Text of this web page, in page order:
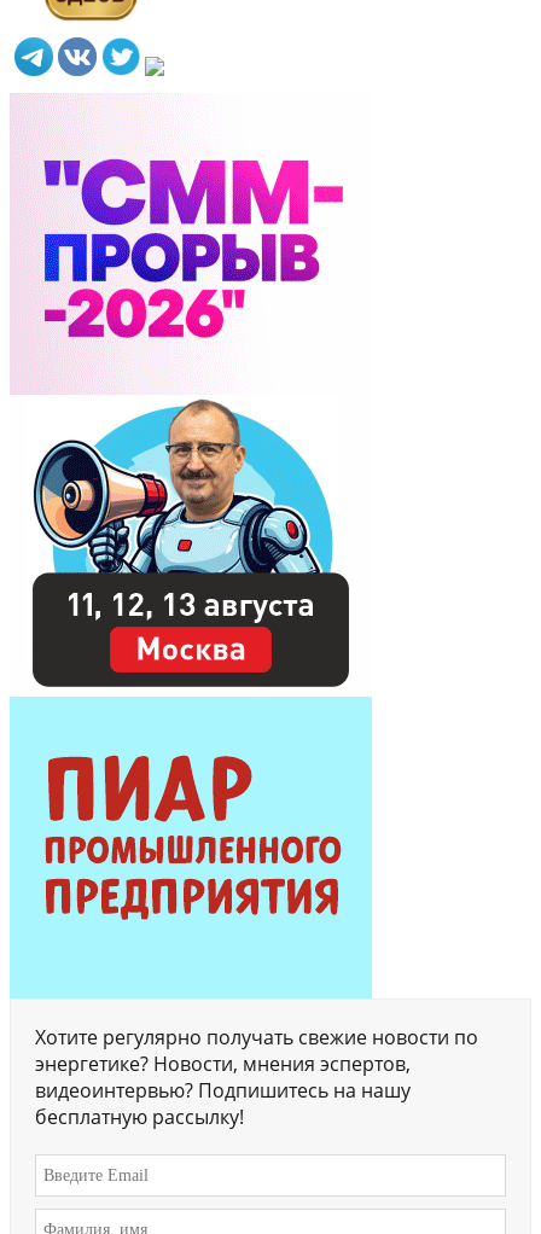
Хотите регулярно получать свежие новости по
энергетике? Новости, мнения эспертов,
видеоинтервью? Подпишитесь на нашу
бесплатную рассылку!